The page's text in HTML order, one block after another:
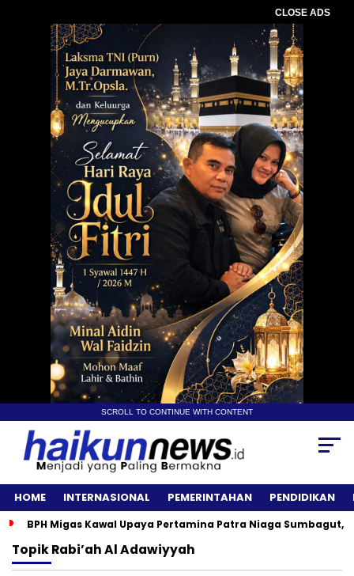
CLOSE ADS
SCROLL TO CONTINUE WITH CONTENT
HOME INTERNASIONAL PEMERINTAHAN PENDIDIKAN
BPH Migas Kawal Upaya Pertamina Patra Niaga Sumbagut,
TopikRabi’ah Al Adawiyyah